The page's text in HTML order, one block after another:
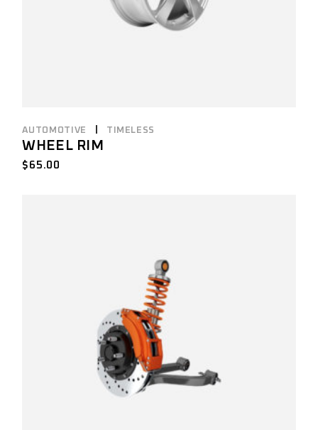
AUTOMOTIVE TIMELESS
WHEEL RIM
$ 65.00